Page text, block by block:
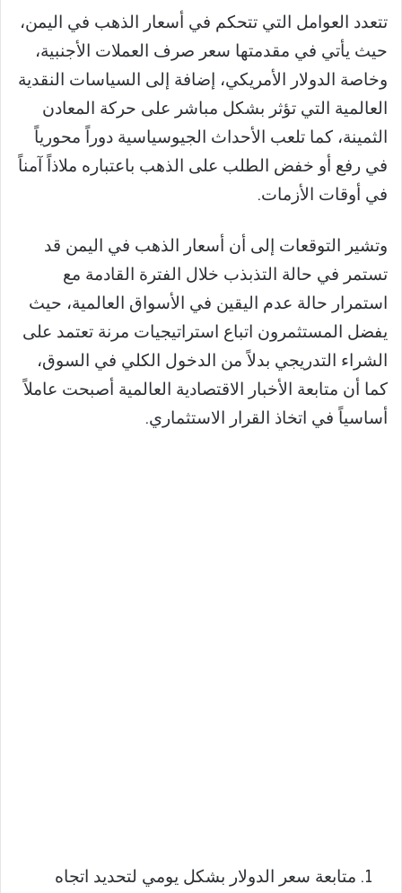
تتعدد العوامل التي تتحكم في أسعار الذهب في اليمن،
حيث يأتي في مقدمتها سعر صرف العملات الأجنبية،
وخاصة الدولار الأمريكي، إضافة إلى السياسات النقدية
العالمية التي تؤثر بشكل مباشر على حركة المعادن
الثمينة، كما تلعب الأحداث الجيوسياسية دوراً محورياً
في رفع أو خفض الطلب على الذهب باعتباره ملاذاً آمناً
في أوقات الأزمات.
وتشير التوقعات إلى أن أسعار الذهب في اليمن قد
تستمر في حالة التذبذب خلال الفترة القادمة مع
استمرار حالة عدم اليقين في الأسواق العالمية، حيث
يفضل المستثمرون اتباع استراتيجيات مرنة تعتمد على
الشراء التدريجي بدلاً من الدخول الكلي في السوق،
كما أن متابعة الأخبار الاقتصادية العالمية أصبحت عاملاً
أساسياً في اتخاذ القرار الاستثماري.
متابعة سعر الدولار بشكل يومي لتحديد اتجاه